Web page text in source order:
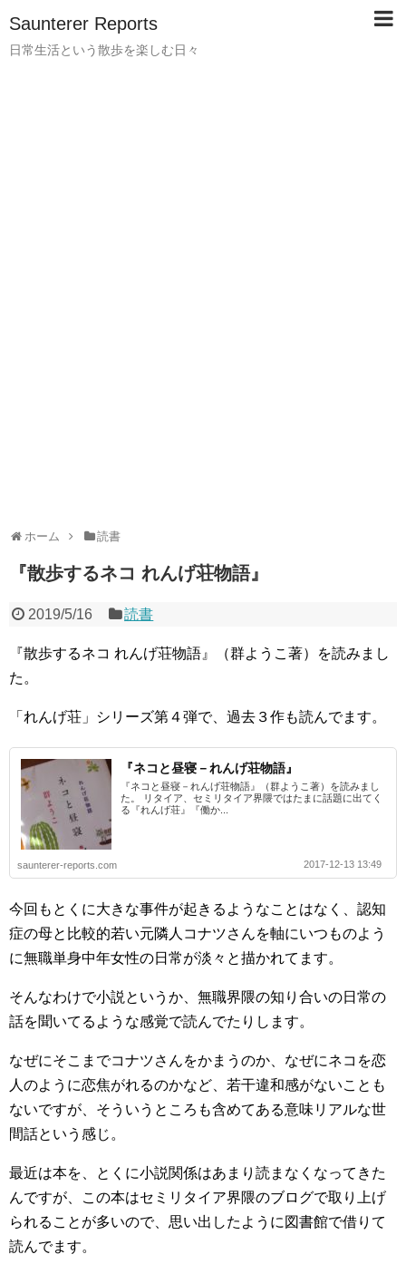
Saunterer Reports
日常生活という散歩を楽しむ日々
ホーム 読書
『散歩するネコ れんげ荘物語』
2019/5/16 読書
『散歩するネコ れんげ荘物語』（群ようこ著）を読みまし
た。
「れんげ荘」シリーズ第４弾で、過去３作も読んでます。
『ネコと昼寝－れんげ荘物語』
『ネコと昼寝－れんげ荘物語』（群ようこ著）を読みまし
た。 リタイア、セミリタイア界隈ではたまに話題に出てく
る『れんげ荘』『働か...
saunterer-reports.com 2017-12-13 13:49
今回もとくに大きな事件が起きるようなことはなく、認知
症の母と比較的若い元隣人コナツさんを軸にいつものよう
に無職単身中年女性の日常が淡々と描かれてます。
そんなわけで小説というか、無職界隈の知り合いの日常の
話を聞いてるような感覚で読んでたりします。
なぜにそこまでコナツさんをかまうのか、なぜにネコを恋
人のように恋焦がれるのかなど、若干違和感がないことも
ないですが、そういうところも含めてある意味リアルな世
間話という感じ。
最近は本を、とくに小説関係はあまり読まなくなってきた
んですが、この本はセミリタイア界隈のブログで取り上げ
られることが多いので、思い出したように図書館で借りて
読んでます。